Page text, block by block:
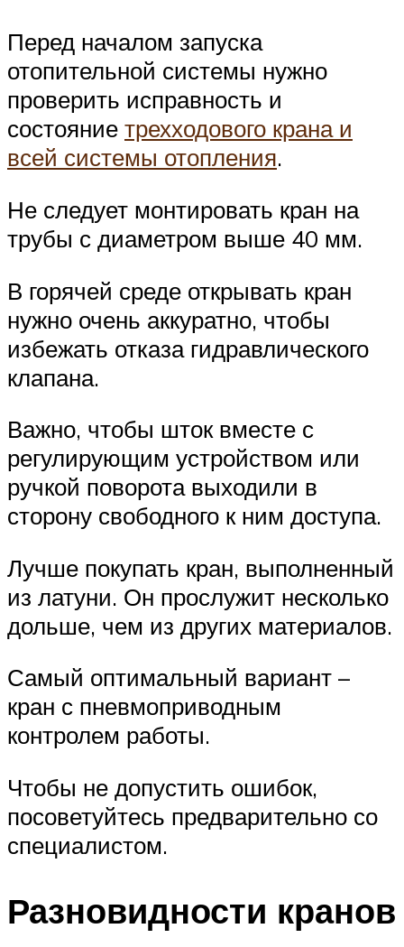
Перед началом запуска
отопительной системы нужно
проверить исправность и
состояние трехходового крана и
всей системы отопления.
Не следует монтировать кран на
трубы с диаметром выше 40 мм.
В горячей среде открывать кран
нужно очень аккуратно, чтобы
избежать отказа гидравлического
клапана.
Важно, чтобы шток вместе с
регулирующим устройством или
ручкой поворота выходили в
сторону свободного к ним доступа.
Лучше покупать кран, выполненный
из латуни. Он прослужит несколько
дольше, чем из других материалов.
Самый оптимальный вариант –
кран с пневмоприводным
контролем работы.
Чтобы не допустить ошибок,
посоветуйтесь предварительно со
специалистом.
Разновидности кранов